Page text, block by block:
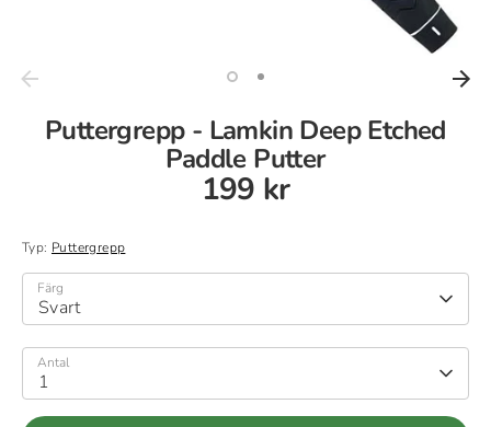
Puttergrepp - Lamkin Deep Etched
Paddle Putter
199 kr
Typ: Puttergrepp
Färg
Svart
Antal
1